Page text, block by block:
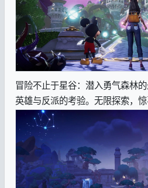
冒险不止于星谷：潜入勇气森林
英雄与反派的考验。无限探索，惊